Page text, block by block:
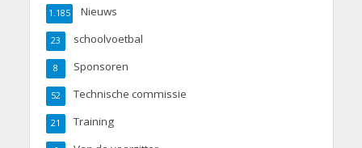
Nieuws
1.185
schoolvoetbal
23
Sponsoren
8
Technische commissie
52
Training
21